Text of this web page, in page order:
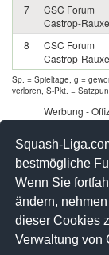
Squash-
bestmögliche
Wenn Sie
ändern,
dieser Cookies
Verwaltung von
7
CSC Forum
Castrop-
8
CSC Forum
Castrop-
Sp. = Spieltage, g =
verloren, S-Pkt. =
Werbung -